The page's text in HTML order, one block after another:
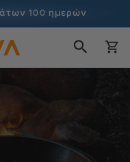
100 ημερών
να μετράει
Καλάθι